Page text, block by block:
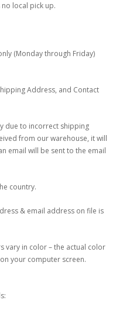
local pick up.
(Monday through Friday)
Address, and Contact
due to incorrect shipping
from our warehouse, it will
email will be sent to the email
country.
& email address on file is
vary in color – the actual color
your computer screen.